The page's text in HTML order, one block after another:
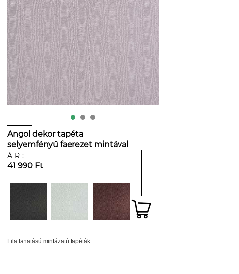
Angol dekor tapéta
selyemfényű faerezet mintával
levendulalila színben
ÁR:
41 990 Ft
Lila fahatású mintázatú tapéták.